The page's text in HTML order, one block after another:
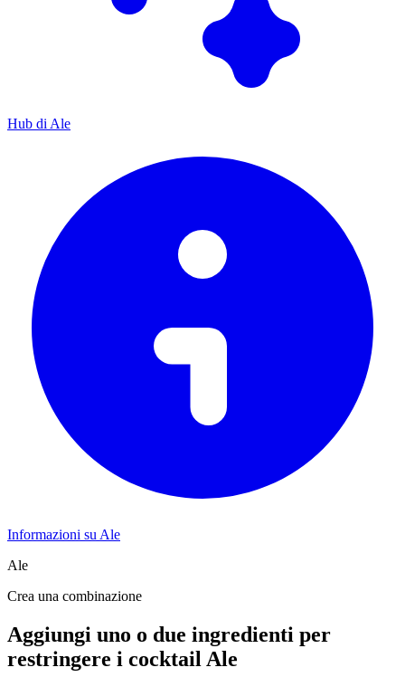
Hub di Ale
Informazioni su Ale
Ale
Crea una combinazione
Aggiungi uno o due ingredienti per
restringere i cocktail Ale